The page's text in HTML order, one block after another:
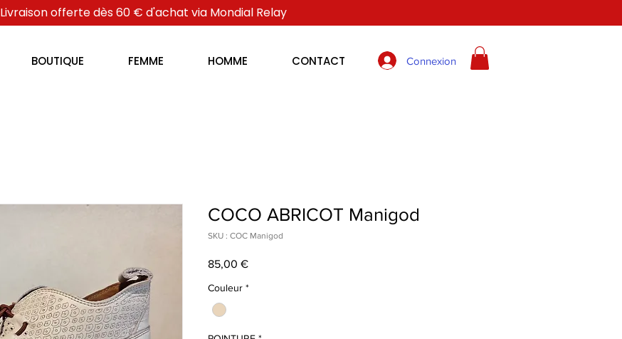
Livraison offerte dès 60 € d'achat via Mondial Relay
BOUTIQUE FEMME HOMME CONTACT Connexion
COCO ABRICOT Manigod
SKU : COC Manigod
85,00 €Prix
Couleur *